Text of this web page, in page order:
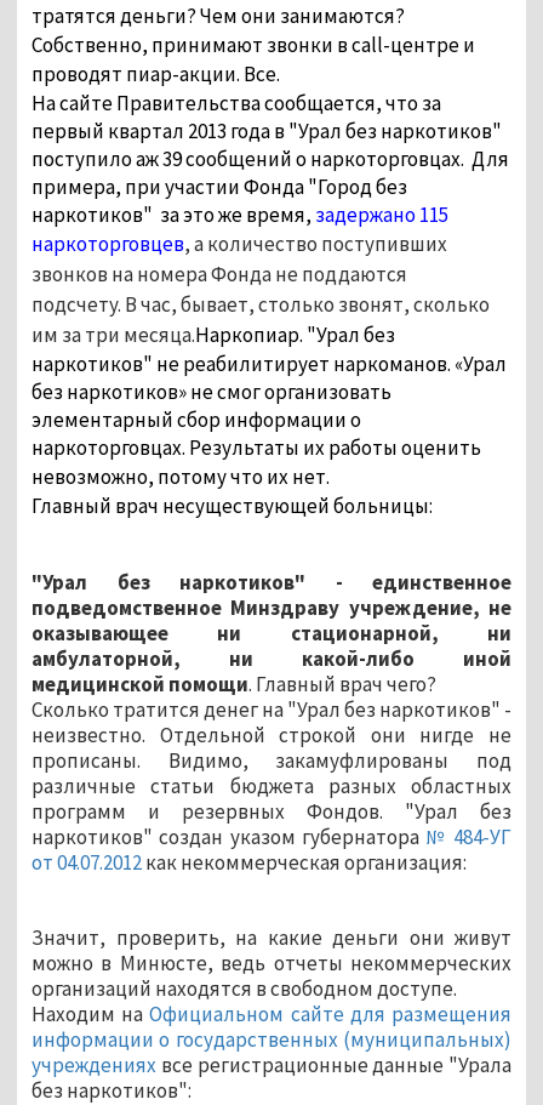
тратятся деньги? Чем они занимаются?
Собственно, принимают звонки вcall-центре и
проводят пиар-акции. Все.
На сайте Правительства сообщается, что за
первый квартал 2013 года в "Урал без наркотиков"
поступило аж 39 сообщений о наркоторговцах. Для
примера, при участии Фонда "Город без
наркотиков" за это же время, задержано 115
наркоторговцев, а количество поступивших
звонков на номера Фонда не поддаются
подсчету. В час, бывает, столько звонят, сколько
им за три месяца.Наркопиар. "Урал без
наркотиков" не реабилитирует наркоманов. «Урал
без наркотиков» не смог организовать
элементарный сбор информации о
наркоторговцах. Результаты их работы оценить
невозможно, потому что их нет.
Главный врач несуществующей больницы:
"Урал без наркотиков" - единственное
подведомственное Минздраву учреждение, не
оказывающее ни стационарной, ни
амбулаторной, ни какой-либо иной
медицинской помощи. Главный врач чего?
Сколько тратится денег на "Урал без наркотиков" -
неизвестно. Отдельной строкой они нигде не
прописаны. Видимо, закамуфлированы под
различные статьи бюджета разных областных
программ и резервных Фондов. "Урал без
наркотиков" создан указом губернатора № 484-УГ
от 04.07.2012как некоммерческая организация:
Значит, проверить, на какие деньги они живут
можно в Минюсте, ведь отчеты некоммерческих
организаций находятся в свободном доступе.
Находим наОфициальном сайте для размещения
информации о государственных (муниципальных)
учреждениях все регистрационные данные "Урала
без наркотиков":